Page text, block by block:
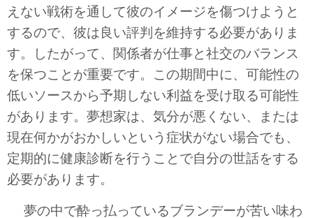
えない戦術を通して彼のイメージを傷つけようと
するので、彼は良い評判を維持する必要がありま
す。したがって、関係者が仕事と社交のバランス
を保つことが重要です。この期間中に、可能性の
低いソースから予期しない利益を受け取る可能性
があります。夢想家は、気分が悪くない、または
現在何かがおかしいという症状がない場合でも、
定期的に健康診断を行うことで自分の世話をする
必要があります。
夢の中で酔っ払っているブランデーが苦い味わ